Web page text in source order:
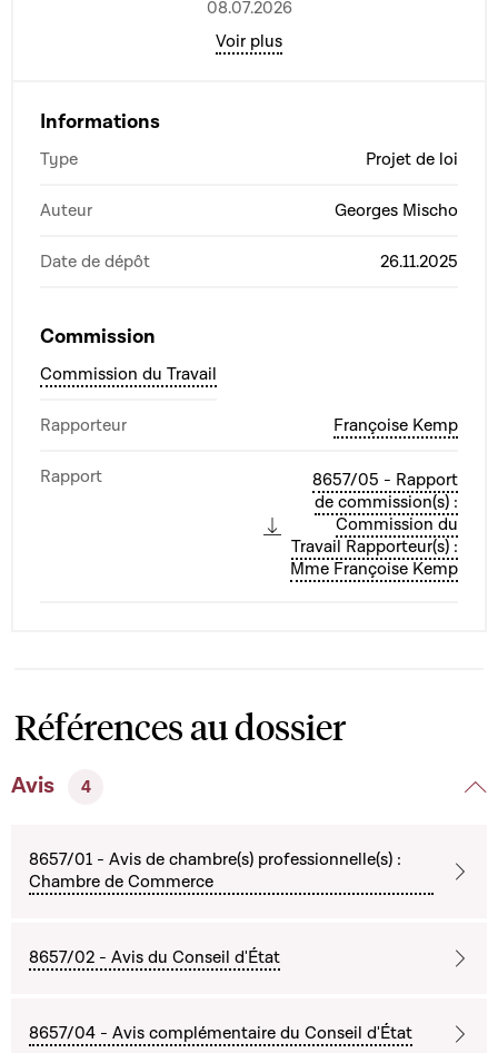
08.07.2026
Voir plus
Informations
Type Projet de loi
Auteur Georges Mischo
Date de dépôt 26.11.2025
Commission
Commission du Travail
Rapporteur Françoise Kemp
Rapport
8657/05 - Rapport
de commission(s) :
Commission du
Travail Rapporteur(s) :
Mme Françoise Kemp
Références au dossier
Avis 4
8657/01 - Avis de chambre(s) professionnelle(s) :
Chambre de Commerce
8657/02 - Avis du Conseil d'État
8657/04 - Avis complémentaire du Conseil d'État